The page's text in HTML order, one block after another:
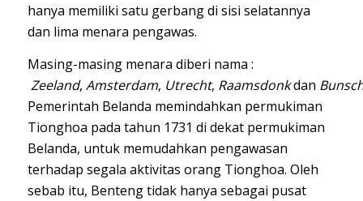
hanya memiliki satu gerbang di sisi selatannya
dan lima menara pengawas.
Masing-masing menara diberi nama :
Zeeland, Amsterdam, Utrecht, Raamsdonkdan
Pemerintah Belanda memindahkan permukiman
Tionghoa pada tahun 1731 di dekat permukiman
Belanda, untuk memudahkan pengawasan
terhadap segala aktivitas orang Tionghoa. Oleh
sebab itu, Benteng tidak hanya sebagai pusat